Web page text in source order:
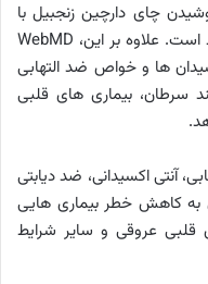
چای دارچین زنجبیل با
کاهش خطر ابتلا به چندین بیماری مرتبط است. علاوه بر این، WebMD
ها و خواص ضد التهابی
سرطان، بیماری های قلبی
آنتی اکسیدانی، ضد دیابتی
کاهش خطر بیماری هایی
۲، بیماری های قلبی عروقی و سایر شرایط